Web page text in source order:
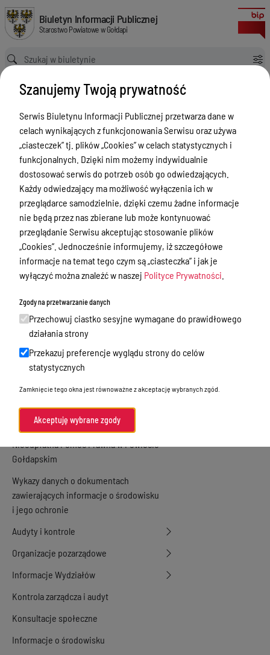
zmieniająca uchwałę w sprawie określenia zadań i wysokości środków
Biuletyn Informacji Publicznej Starostwo Powiatowe w Gołdapi
Biuletyn Informacji Publicznej
Starostwo Powiatowe w Gołdapi
Ścieżka powrotu
Strona główna
Akty prawne
zmieniająca uchwałę w sprawie określenia zadań i wysokości środków Państwowego Funduszu Rehabilitacji Osób Niepe4nosprawnych przeznaczonych na zadania w 2024 roku
Akty prawne
Menu Przedmiotowe
Powiat
Rada Powiatu
Zarząd Powiatu
Starostwo Powiatowe
Petycje
Oświadczenia majątkowe
Praca w Starostwie
Akty prawne
Informacje, konkursy, ogłoszenia
Plan postępowań o udzielenie
zamówień publicznych
Menu Podmiotowe
Nieodpłatna Pomoc Prawna w Powiecie
Gołdapskim
Wykazy danych o dokumentach
zawierających informacje o środowisku
i jego ochronie
Audyty i kontrole
Organizacje pozarządowe
Informacje Wydziałów
Kontrola zarządcza i audyt
Konsultacje społeczne
Informacje o środowisku
Szanujemy Twoją prywatność
Serwis Biuletynu Informacji Publicznej przetwarza dane w
celach wynikających z funkcjonowania Serwisu oraz używa
„ciasteczek” tj. plików „Cookies” w celach statystycznych i
funkcjonalnych. Dzięki nim możemy indywidualnie
dostosować serwis do potrzeb osób go odwiedzających.
Każdy odwiedzający ma możliwość wyłączenia ich w
przeglądarce samodzielnie, dzięki czemu żadne informacje
nie będą przez nas zbierane lub może kontynuować
przeglądanie Serwisu akceptując stosowanie plików
„Cookies”. Jednocześnie informujemy, iż szczegółowe
informacje na temat tego czym są „ciasteczka” i jak je
wyłączyć można znaleźć w naszej Polityce Prywatności
Zgody na przetwarzanie danych
Przechowuj ciastko sesyjne wymagane do prawidłowego
działania strony
Przekazuj preferencje wyglądu strony do celów
statystycznych
Zamknięcie tego okna jest równoważne z akceptację wybranych zgód.
Akceptuję wybrane zgody